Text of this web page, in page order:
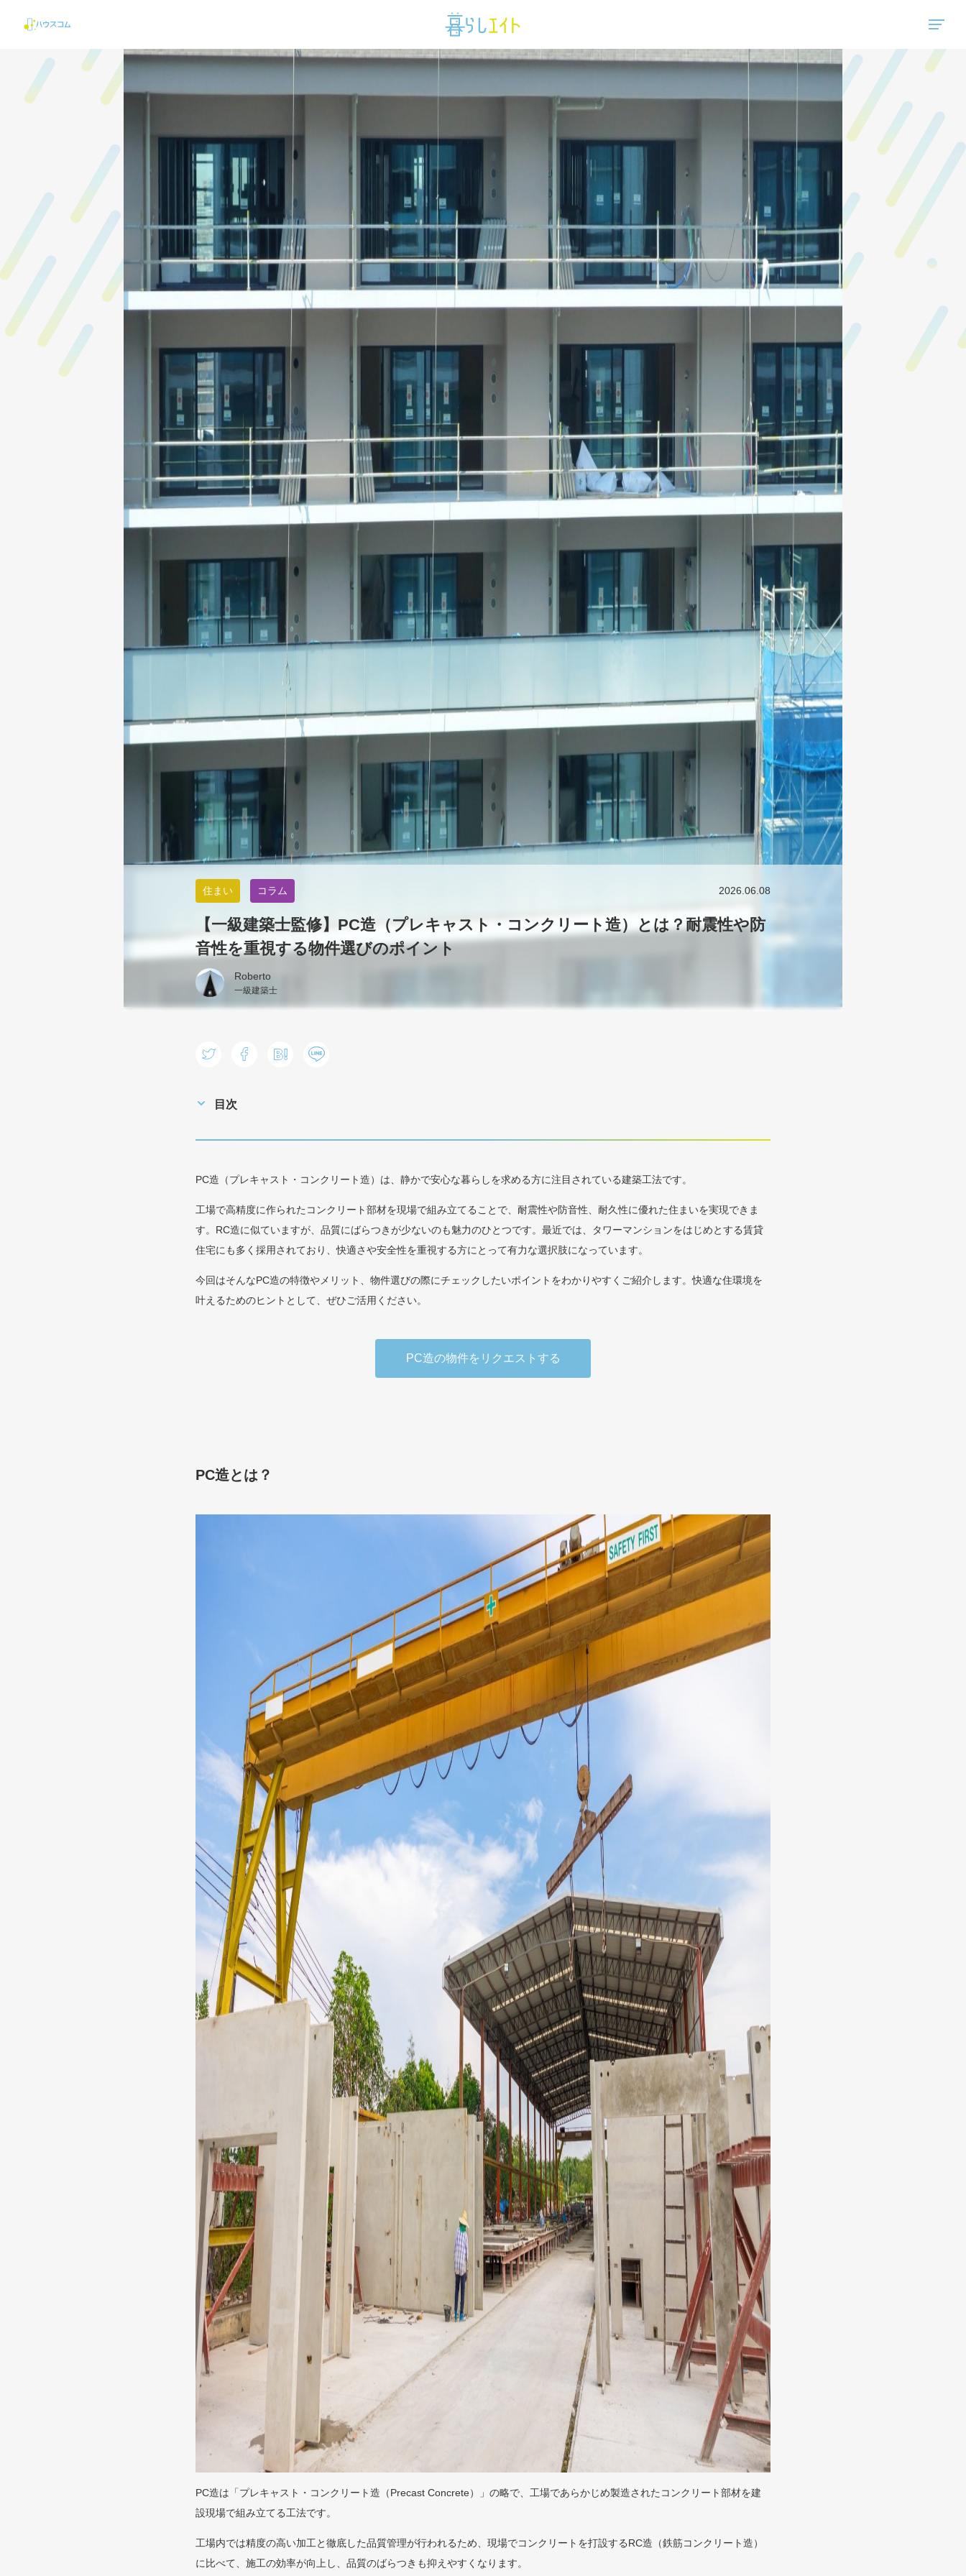
2026.06.08
住まい コラム
【一級建築士監修】PC造（プレキャスト・コンクリート造）とは？耐震性や防
音性を重視する物件選びのポイント
Roberto
一級建築士
目次
PC造（プレキャスト・コンクリート造）は、静かで安心な暮らしを求める方に注目されている建築工法です。
工場で高精度に作られたコンクリート部材を現場で組み立てることで、耐震性や防音性、耐久性に優れた住まいを実現できま
す。RC造に似ていますが、品質にばらつきが少ないのも魅力のひとつです。最近では、タワーマンションをはじめとする賃貸
住宅にも多く採用されており、快適さや安全性を重視する方にとって有力な選択肢になっています。
今回はそんなPC造の特徴やメリット、物件選びの際にチェックしたいポイントをわかりやすくご紹介します。快適な住環境を
叶えるためのヒントとして、ぜひご活用ください。
PC造の物件をリクエストする
PC造とは？
PC造は「プレキャスト・コンクリート造（Precast Concrete）」の略で、工場であらかじめ製造されたコンクリート部材を建
設現場で組み立てる工法です。
工場内では精度の高い加工と徹底した品質管理が行われるため、現場でコンクリートを打設するRC造（鉄筋コンクリート造）
に比べて、施工の効率が向上し、品質のばらつきも抑えやすくなります。